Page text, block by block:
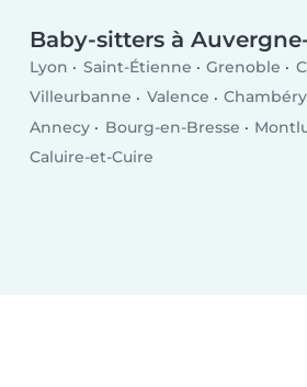
Baby-sitters à
Lyon Saint-Étienne Grenoble
Villeurbanne
Valence Chambéry
Annecy
Bourg-en-Bresse
Caluire-et-Cuire